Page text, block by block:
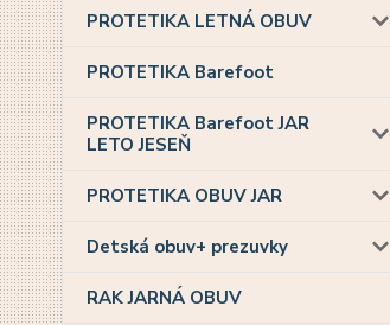
PROTETIKA LETNÁ OBUV
PROTETIKA Barefoot
PROTETIKA Barefoot JAR
LETO JESEŇ
PROTETIKA OBUV JAR
Detská obuv+ prezuvky
RAK JARNÁ OBUV